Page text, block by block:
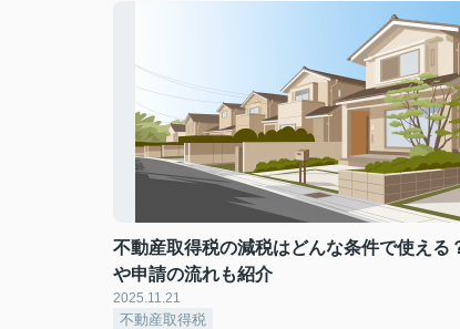
不動産取得税の減税はどんな条件で使える
や申請の流れも紹介
2025.11.21
不動産取得税